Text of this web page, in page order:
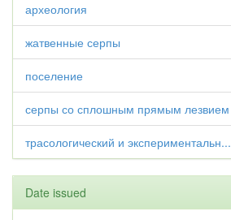
археология
жатвенные серпы
поселение
серпы со сплошным прямым лезвием
трасологический и экспериментальн...
Date issued